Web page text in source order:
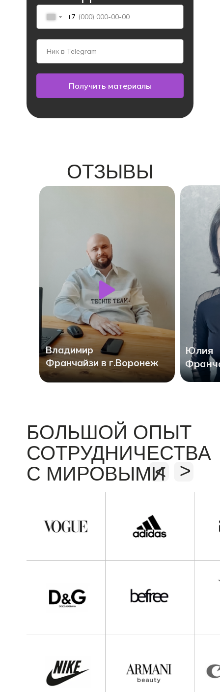
+7
Получить материалы
ОТЗЫВЫ
О ФРАНШИЗЕ
Владимир
Франчайзи в г.Воронеж
Юлия
<
<
БОЛЬШОЙ ОПЫТ
СОТРУДНИЧЕСТВА
С МИРОВЫМИ
БРЕНДАМИ